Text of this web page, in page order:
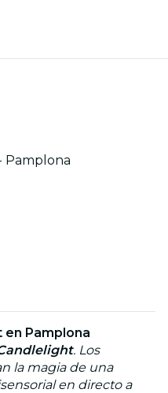
Pamplona
en Pamplona
. Los
la magia de una
en directo a